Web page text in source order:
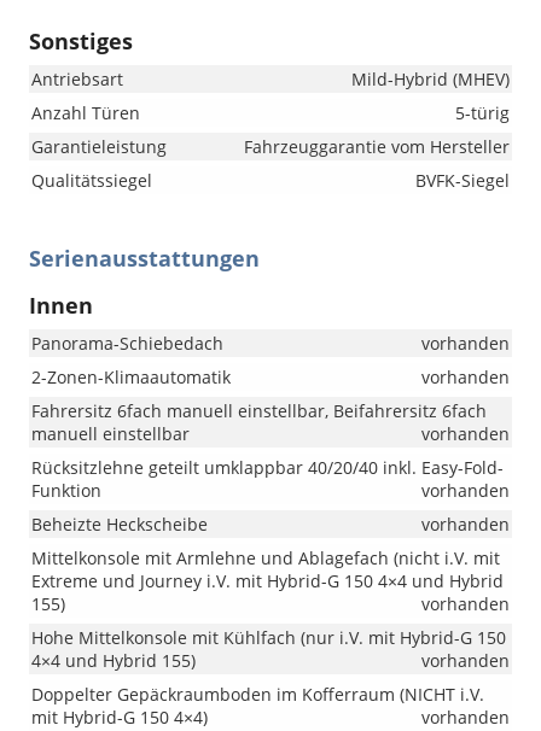
Sonstiges
Antriebsart
Mild-Hybrid (MHEV)
Anzahl Türen
5-türig
Garantieleistung
Fahrzeuggarantie vom Hersteller
Qualitätssiegel
BVFK-Siegel
Serienausstattungen
Innen
Panorama-Schiebedach
vorhanden
2-Zonen-Klimaautomatik
vorhanden
Fahrersitz 6fach manuell einstellbar, Beifahrersitz 6fach
manuell einstellbar
vorhanden
Rücksitzlehne geteilt umklappbar 40/20/40 inkl. Easy-Fold-
Funktion
vorhanden
Beheizte Heckscheibe
vorhanden
Mittelkonsole mit Armlehne und Ablagefach (nicht i.V. mit
Extreme und Journey i.V. mit Hybrid-G 150 4×4 und Hybrid
155)
vorhanden
Hohe Mittelkonsole mit Kühlfach (nur i.V. mit Hybrid-G 150
4×4 und Hybrid 155)
vorhanden
Doppelter Gepäckraumboden im Kofferraum (NICHT i.V.
mit Hybrid-G 150 4×4)
vorhanden